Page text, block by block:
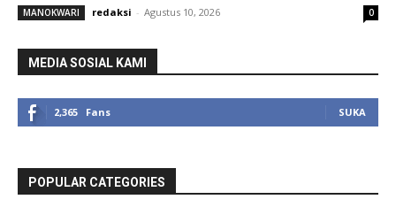
MANOKWARI redaksi - Agustus 10, 2026 0
MEDIA SOSIAL KAMI
2,365 Fans SUKA
POPULAR CATEGORIES